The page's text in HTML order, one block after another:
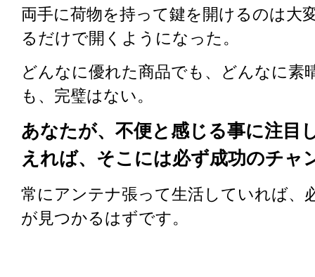
両手に荷物を持って鍵を開けるのは大
るだけで開くようになった。
どんなに優れた商品でも、どんなに素
も、完璧はない。
あなたが、不便と感じる事に注目
えれば、そこには必ず成功のチャ
常にアンテナ張って生活していれば、
が見つかるはずです。